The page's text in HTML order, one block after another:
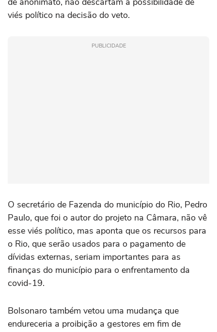
viés político na decisão do veto.
PUBLICIDADE
O secretário de Fazenda do município do Rio, Pedro
Paulo, que foi o autor do projeto na Câmara, não vê
esse viés político, mas aponta que os recursos para
o Rio, que serão usados para o pagamento de
dívidas externas, seriam importantes para as
finanças do município para o enfrentamento da
covid-19.
Bolsonaro também vetou uma mudança que
endureceria a proibição a gestores em fim de